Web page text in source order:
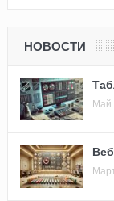
НОВОСТИ
Май